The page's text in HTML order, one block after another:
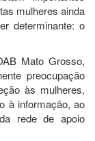
mulheres ainda
determinante: o
Mato Grosso,
preocupação
às mulheres,
à informação, ao
rede de apoio